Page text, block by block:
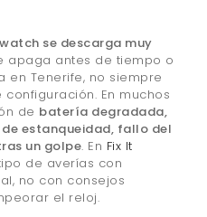
se descarga muy
apaga antes de tiempo o
en Tenerife, no siempre
En muchos
de batería degradada,
estanqueidad, fallo del
un golpe. En Fix It
de averías con
no con consejos
el reloj.